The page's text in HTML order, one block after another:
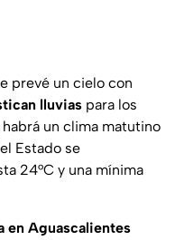
prevé un cielo con
lluvias para los
habrá un clima matutino
Estado se
24°C y una mínima
en Aguascalientes